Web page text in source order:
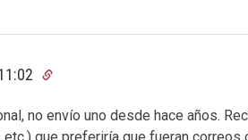
no envío uno desde hace años.